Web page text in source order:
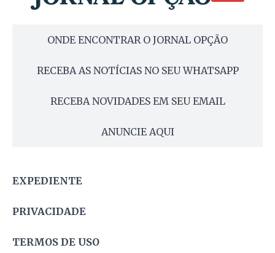
ONDE ENCONTRAR O JORNAL OPÇÃO
RECEBA AS NOTÍCIAS NO SEU WHATSAPP
RECEBA NOVIDADES EM SEU EMAIL
ANUNCIE AQUI
EXPEDIENTE
PRIVACIDADE
TERMOS DE USO